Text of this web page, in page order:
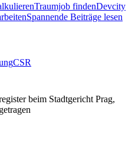
Traumjob findenDevcity
Spannende Beiträge lesen
CSR
beim Stadtgericht Prag,